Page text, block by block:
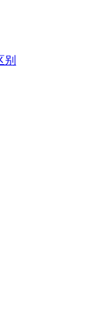
别